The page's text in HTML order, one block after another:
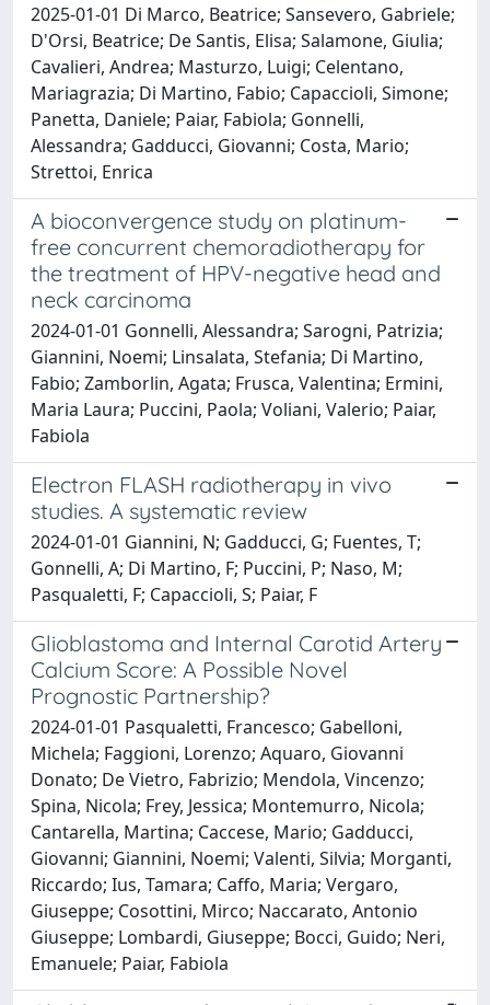
2025-01-01 Di Marco, Beatrice; Sansevero, Gabriele;
D'Orsi, Beatrice; De Santis, Elisa; Salamone, Giulia;
Cavalieri, Andrea; Masturzo, Luigi; Celentano,
Mariagrazia; Di Martino, Fabio; Capaccioli, Simone;
Panetta, Daniele; Paiar, Fabiola; Gonnelli,
Alessandra; Gadducci, Giovanni; Costa, Mario;
Strettoi, Enrica
A bioconvergence study on platinum-
free concurrent chemoradiotherapy for
the treatment of HPV-negative head and
neck carcinoma
2024-01-01 Gonnelli, Alessandra; Sarogni, Patrizia;
Giannini, Noemi; Linsalata, Stefania; Di Martino,
Fabio; Zamborlin, Agata; Frusca, Valentina; Ermini,
Maria Laura; Puccini, Paola; Voliani, Valerio; Paiar,
Fabiola
Electron FLASH radiotherapy in vivo
studies. A systematic review
2024-01-01 Giannini, N; Gadducci, G; Fuentes, T;
Gonnelli, A; Di Martino, F; Puccini, P; Naso, M;
Pasqualetti, F; Capaccioli, S; Paiar, F
Glioblastoma and Internal Carotid Artery
Calcium Score: A Possible Novel
Prognostic Partnership?
2024-01-01 Pasqualetti, Francesco; Gabelloni,
Michela; Faggioni, Lorenzo; Aquaro, Giovanni
Donato; De Vietro, Fabrizio; Mendola, Vincenzo;
Spina, Nicola; Frey, Jessica; Montemurro, Nicola;
Cantarella, Martina; Caccese, Mario; Gadducci,
Giovanni; Giannini, Noemi; Valenti, Silvia; Morganti,
Riccardo; Ius, Tamara; Caffo, Maria; Vergaro,
Giuseppe; Cosottini, Mirco; Naccarato, Antonio
Giuseppe; Lombardi, Giuseppe; Bocci, Guido; Neri,
Emanuele; Paiar, Fabiola